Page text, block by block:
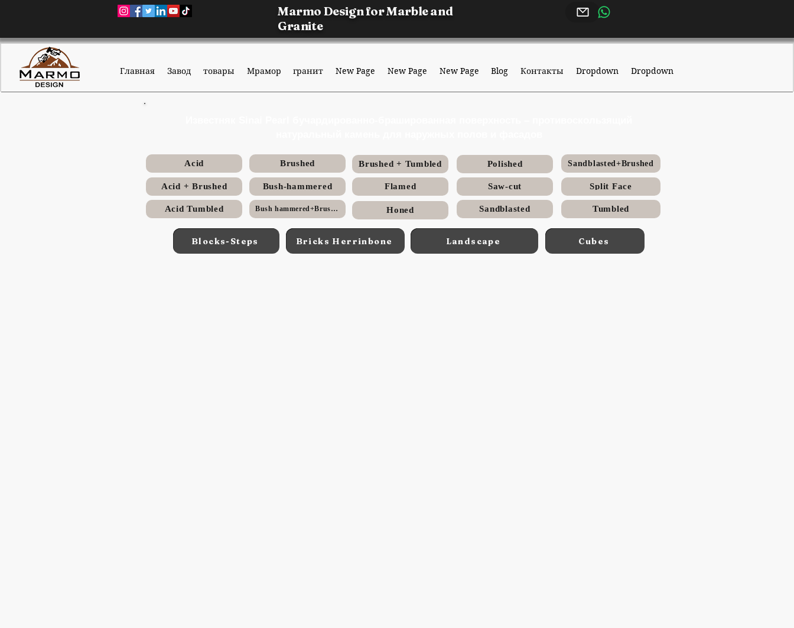
Marmo Design for Marble and
Granite
Главная Завод товары Мрамор гранит New Page New Page New Page Blog Контакты Dropdown Dropdown
Acid
Acid + Brushed
Acid Tumbled
Brushed
Bush-hammered
Bush hammered+Brushed
Brushed + Tumbled
Flamed
Honed
Polished
Saw-cut
Sandblasted
Sandblasted+Brushed
Split Face
Tumbled
Blocks-Steps Bricks Herrinbone Landscape Cubes